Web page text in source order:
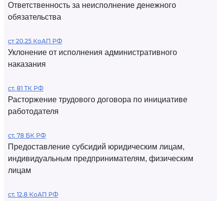
Ответственность за неисполнение денежного
обязательства
ст 20.25 КоАП РФ
Уклонение от исполнения административного
наказания
ст. 81 ТК РФ
Расторжение трудового договора по инициативе
работодателя
ст. 78 БК РФ
Предоставление субсидий юридическим лицам,
индивидуальным предпринимателям, физическим
лицам
ст. 12.8 КоАП РФ